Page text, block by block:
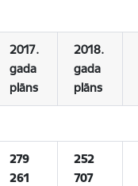
2017.
gada
plāns
2018.
gada
plāns
279
261
252
707